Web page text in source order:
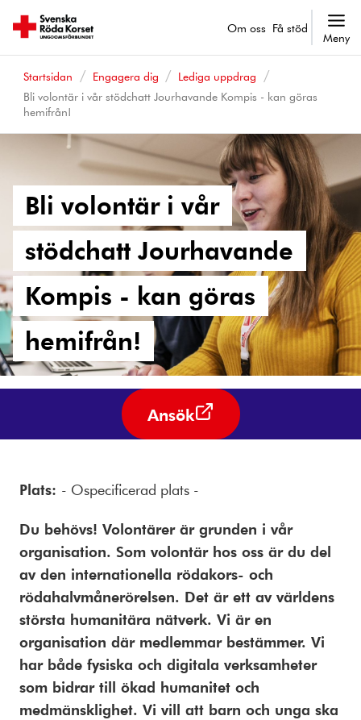
Om oss Få stöd
Meny
Startsidan Engagera dig
Lediga uppdrag
Bli volontär i vår stödchatt Jourhavande Kompis - kan göras
hemifrån!
Bli volontär i vår
stödchatt Jourhavande
Kompis - kan göras
hemifrån!
Ansök
Plats: - Ospecificerad plats -
Du behövs! Volontärer är grunden i vår
organisation. Som volontär hos oss är du del
av den internationella rödakors- och
rödahalvmånerörelsen. Det är ett av världens
största humanitära nätverk. Vi är en
organisation där medlemmar bestämmer. Vi
har både fysiska och digitala verksamheter
som bidrar till ökad humanitet och
medmänsklighet. Vi vill att barn och unga ska